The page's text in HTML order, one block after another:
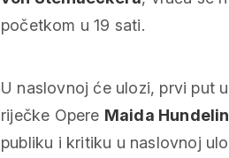
početkom u 19 sati.
U naslovnoj će ulozi, prvi put
riječke Opere Maida
publiku i kritiku u naslovnoj